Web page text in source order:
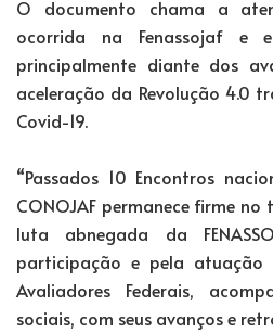
O documento chama a
ocorrida na Fenassojaf e
principalmente diante dos
aceleração da Revolução 4.0
Covid-19.
“Passados 10 Encontros
CONOJAF permanece firme
luta abnegada da
participação e pela atuação
Avaliadores Federais,
sociais, com seus avanços e